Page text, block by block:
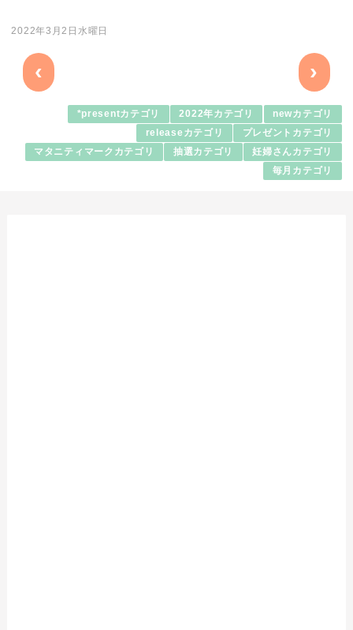
2022年3月2日水曜日
‹ ›
*presentカテゴリ 2022年カテゴリ newカテゴリ
releaseカテゴリ プレゼントカテゴリ
マタニティマークカテゴリ 抽選カテゴリ 妊婦さんカテゴリ
毎月カテゴリ